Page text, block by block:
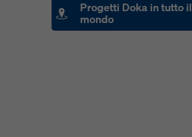
Progetti Doka in tutto il
mondo